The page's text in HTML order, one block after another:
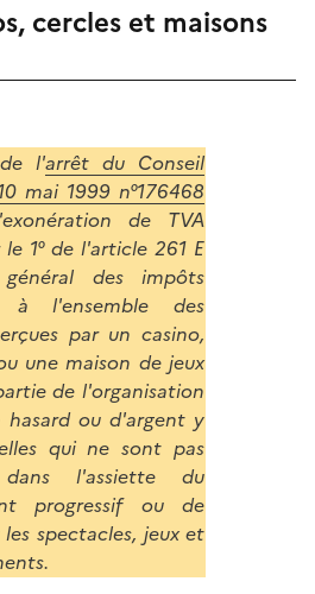
cercles et maisons
l'arrêt du Conseil
mai 1999 n°176468
de TVA
1° de l'article 261 E
des impôts
à l'ensemble des
par un casino,
une maison de jeux
de l'organisation
hasard ou d'argent y
qui ne sont pas
dans l'assiette du
progressif ou de
spectacles, jeux et